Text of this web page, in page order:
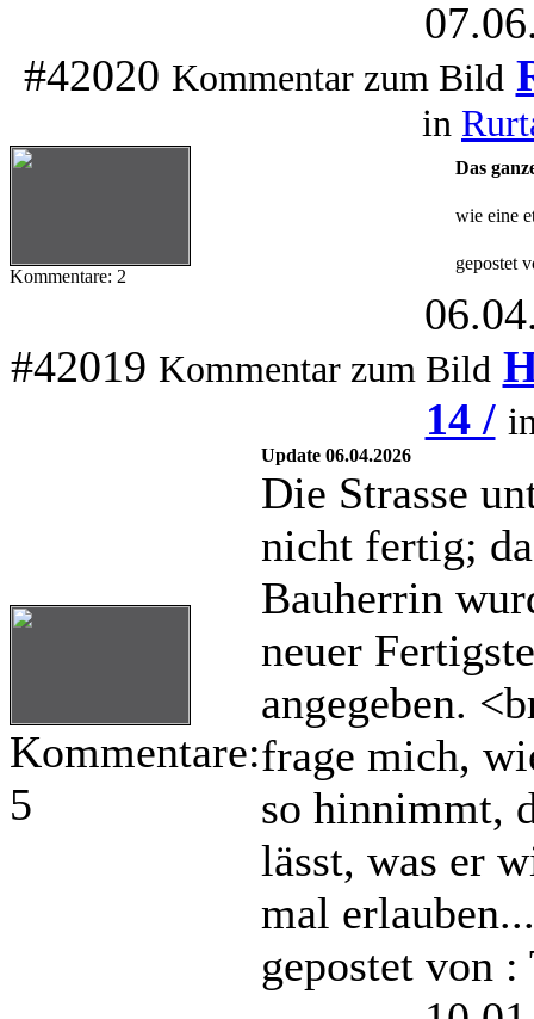
#42020 Kommentar zum Bild
in
Kommentare: 2
Das
wie eine
gepostet
#42019 Kommentar zum Bild
14 /
Kommentare:
5
Update 06.04.2026
Die Strasse
nicht fertig;
Bauherrin
neuer
angegeben.
frage mich,
so hinnimmt,
lässt, was er
mal
gepostet von